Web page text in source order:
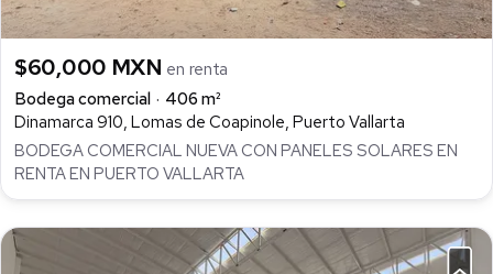
$60,000 MXN en renta
Bodega comercial
406 m²
Dinamarca 910, Lomas de Coapinole, Puerto Vallarta
BODEGA COMERCIAL NUEVA CON PANELES SOLARES EN
RENTA EN PUERTO VALLARTA